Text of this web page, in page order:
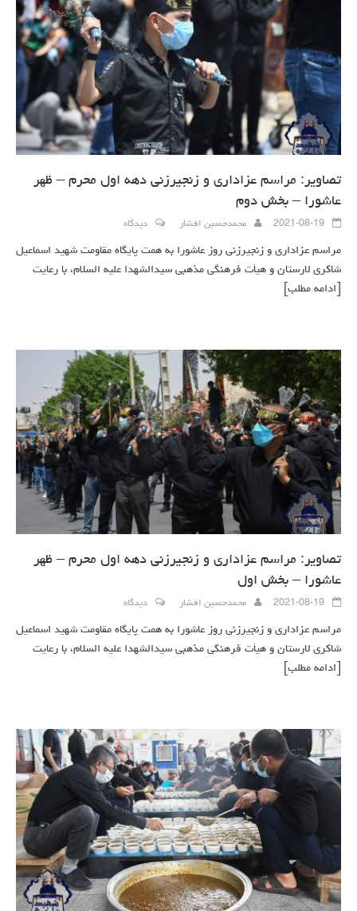
تصاویر: مراسم عزاداری و زنجیرزنی دهه اول محرم – ظهر
عاشورا – بخش دوم
2021-08-19 محمدحسین افشار دیدگاه
مراسم عزاداری و زنجیرزنی روز عاشورا به همت پایگاه مقاومت شهید اسماعیل
شاکری لارستان و هیأت فرهنگی مذهبی سیدالشهدا علیه السلام، با رعایت
[ادامه مطلب]
تصاویر: مراسم عزاداری و زنجیرزنی دهه اول محرم – ظهر
عاشورا – بخش اول
2021-08-19 محمدحسین افشار دیدگاه
مراسم عزاداری و زنجیرزنی روز عاشورا به همت پایگاه مقاومت شهید اسماعیل
شاکری لارستان و هیأت فرهنگی مذهبی سیدالشهدا علیه السلام، با رعایت
[ادامه مطلب]